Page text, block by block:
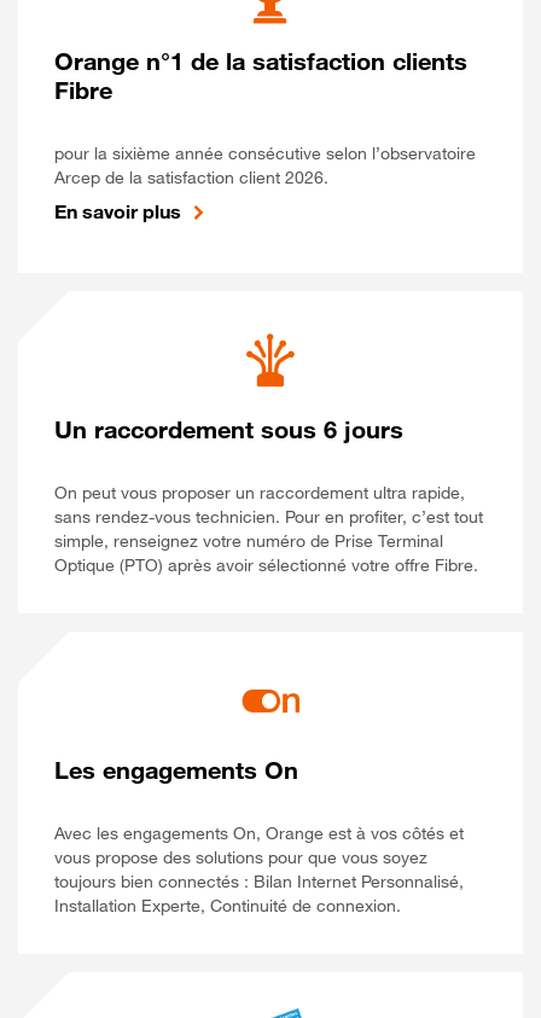
Orange n°1 de la satisfaction clients
Fibre
pour la sixième année consécutive selon l’observatoire
Arcep de la satisfaction client 2026.
En savoir plus
Un raccordement sous 6 jours
On peut vous proposer un raccordement ultra rapide,
sans rendez-vous technicien. Pour en profiter, c’est tout
simple, renseignez votre numéro de Prise Terminal
Optique (PTO) après avoir sélectionné votre offre Fibre.
Les engagements On
Avec les engagements On, Orange est à vos côtés et
vous propose des solutions pour que vous soyez
toujours bien connectés : Bilan Internet Personnalisé,
Installation Experte, Continuité de connexion.